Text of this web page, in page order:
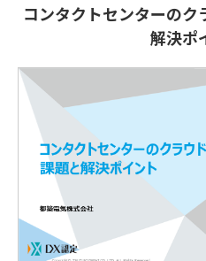
コンタクトセンターのク
解決ポ